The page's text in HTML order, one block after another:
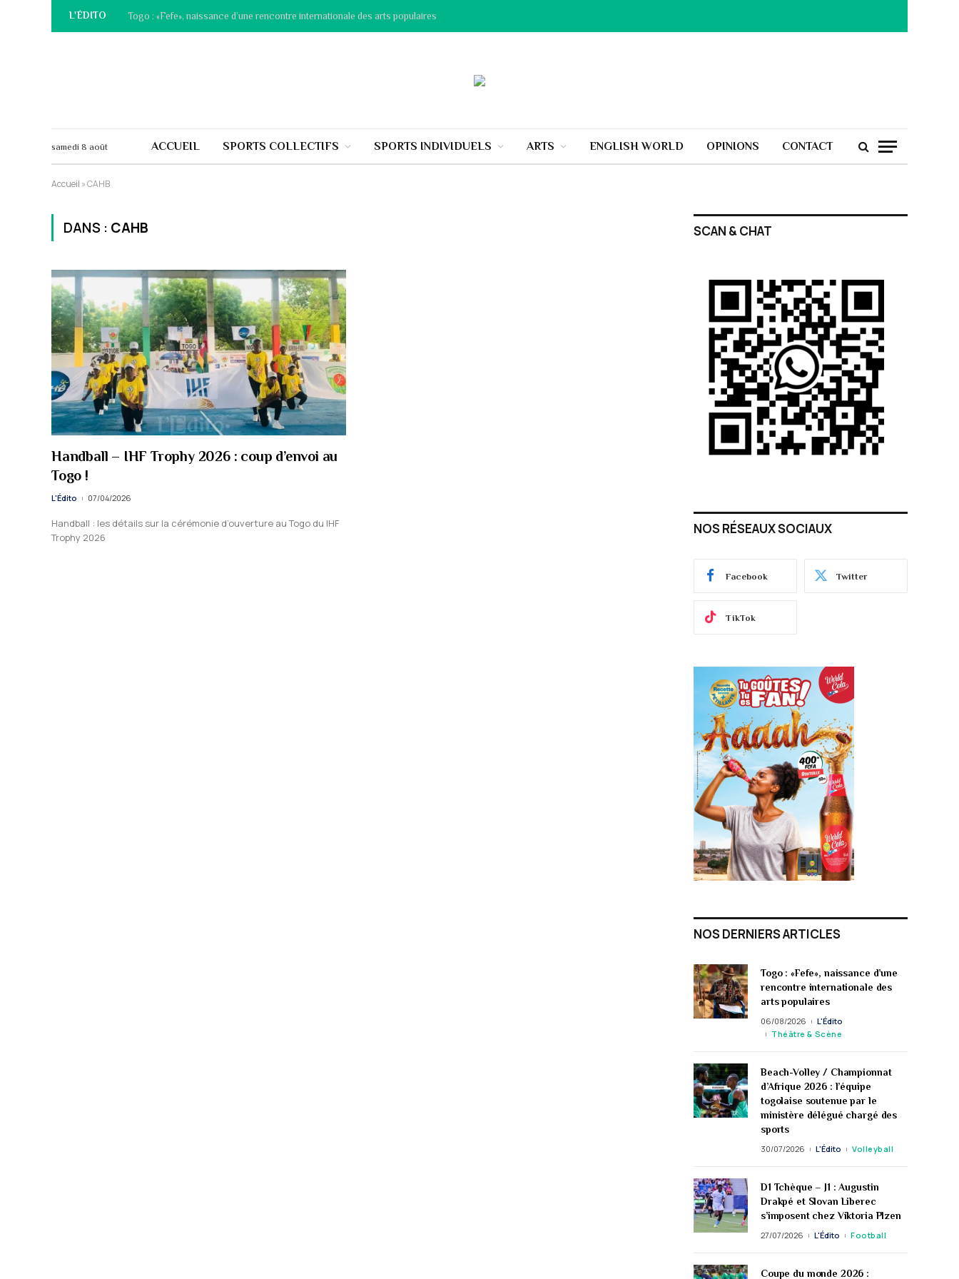
L'ÉDITO Togo : «Fefe», naissance d’une rencontre internationale des arts populaires
samedi 8 août ACCUEIL SPORTS COLLECTIFS SPORTS INDIVIDUELS ARTS ENGLISH WORLD OPINIONS CONTACT
Accueil »CAHB
DANS : CAHB
Handball – IHF Trophy 2026 : coup d’envoi au
Togo !
L'Édito 07/04/2026
Handball : les détails sur la cérémonie d’ouverture au Togo du IHF
Trophy 2026
SCAN & CHAT
NOS RÉSEAUX SOCIAUX
Facebook Twitter
TikTok
NOS DERNIERS ARTICLES
Togo : «Fefe», naissance d’une
rencontre internationale des
arts populaires
06/08/2026
L'Édito
Théâtre & Scène
Beach-Volley / Championnat
d’Afrique 2026 : l’équipe
togolaise soutenue par le
ministère délégué chargé des
sports
30/07/2026 L'Édito Volleyball
D1 Tchèque – J1 : Augustin
Drakpé et Slovan Liberec
s’imposent chez Viktoria Plzen
27/07/2026 L'Édito Football
Coupe du monde 2026 :